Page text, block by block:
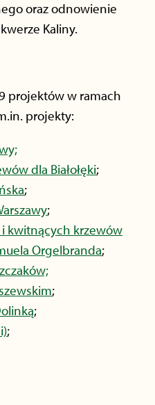
oraz odnowienie
Kaliny.
projektów w ramach
projekty:
dla Białołęki;
;
;
kwitnących krzewów
Orgelbranda;
;
;
;